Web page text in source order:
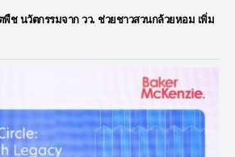
พืช นวัตกรรมจาก วว. ช่วยชาวสวนกล้วยหอม เพิ่ม